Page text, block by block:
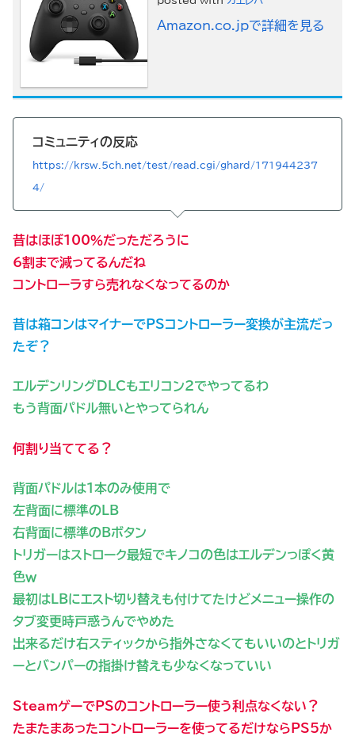
Amazon.co.jpで詳細を見る
コミュニティの反応
https://krsw.5ch.net/test/read.cgi/ghard/171944237
4/
昔はほぼ100％だっただろうに
6割まで減ってるんだね
コントローラすら売れなくなってるのか
昔は箱コンはマイナーでPSコントローラー変換が主流だっ
たぞ？
エルデンリングDLCもエリコン2でやってるわ
もう背面パドル無いとやってられん
何割り当ててる？
背面パドルは1本のみ使用で
左背面に標準のLB
右背面に標準のBボタン
トリガーはストローク最短でキノコの色はエルデンっぽく黄
色ｗ
最初はLBにエスト切り替えも付けてたけどメニュー操作の
タブ変更時戸惑うんでやめた
出来るだけ右スティックから指外さなくてもいいのとトリガ
ーとバンパーの指掛け替えも少なくなっていい
SteamゲーでPSのコントローラー使う利点なくない？
たまたまあったコントローラーを使ってるだけならPS5か